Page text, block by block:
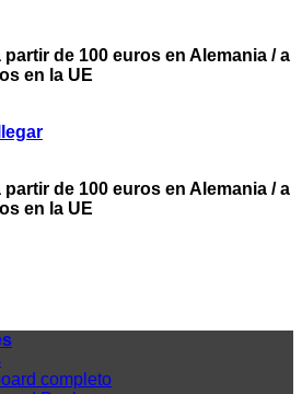
de 100 euros en Alemania / a
en la UE
de 100 euros en Alemania / a
en la UE
completo